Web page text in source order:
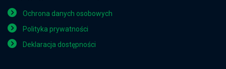
Ochrona danych osobowych
Polityka prywatności
Deklaracja dostępności